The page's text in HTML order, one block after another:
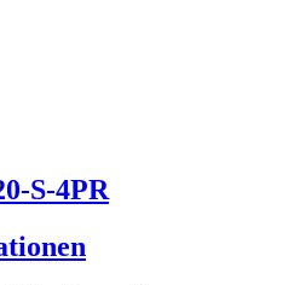
S-4PR